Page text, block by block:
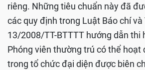
riêng. Những tiêu chuẩn này đã
các quy định trong Luật Báo chí
13/2008/TT-BTTTT hướng dẫn thi
Phóng viên thường trú có thể hoạt
trong tổ chức đại diện được biên